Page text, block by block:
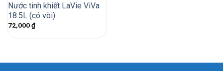
Nước tinh khiết LaVie ViVa
18.5L (có vòi)
72,000₫